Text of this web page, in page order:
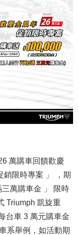
萬購車回饋歡慶
銷限時專案 」 ，期
萬購車金 」 限時
Triumph 凱旋重
台車 3 萬元購車金
系舉例，如活動期